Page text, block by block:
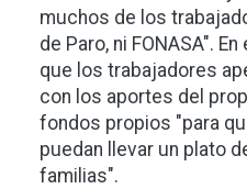
muchos de los
de Paro, ni FONASA".
que los trabajadores
con los aportes del
fondos propios "para
puedan llevar un plato
familias".